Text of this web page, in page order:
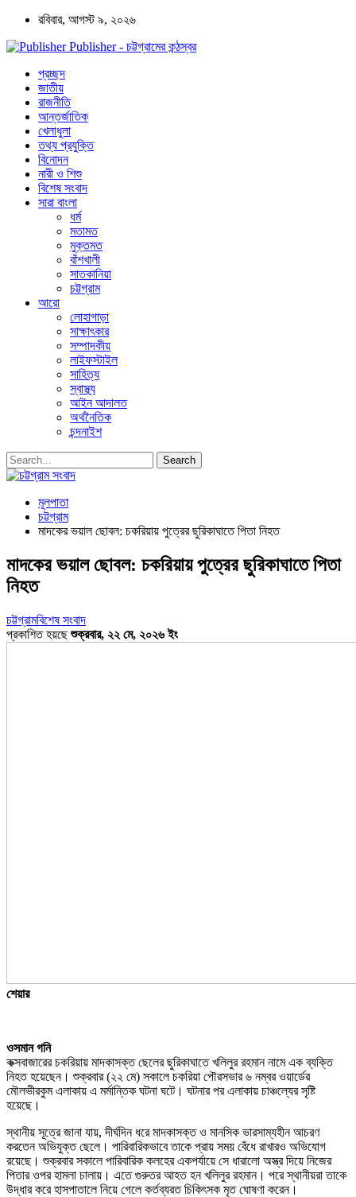
রবিবার, আগস্ট ৯, ২০২৬
Publisher - চট্টগ্রামের কন্ঠস্বর
প্রচ্ছদ
জাতীয়
রাজনীতি
আন্তর্জাতিক
খেলাধুলা
তথ্য প্রযুক্তি
বিনোদন
নারী ও শিশু
বিশেষ সংবাদ
সারা বাংলা
ধর্ম
মতামত
মুক্তমত
বাঁশখালী
সাতকানিয়া
চট্টগ্রাম
আরো
লোহাগাড়া
সাক্ষাৎকার
সম্পাদকীয়
লাইফস্টাইল
সাহিত্য
স্বাস্থ্য
আইন আদালত
অর্থনৈতিক
চন্দনাইশ
মূলপাতা
চট্টগ্রাম
মাদকের ভয়াল ছোবল: চকরিয়ায় পুত্রের ছুরিকাঘাতে পিতা নিহত
মাদকের ভয়াল ছোবল: চকরিয়ায় পুত্রের ছুরিকাঘাতে পিতা
নিহত
চট্টগ্রামবিশেষ সংবাদ
প্রকাশিত হয়ছেশুক্রবার, ২২ মে, ২০২৬ ইং
শেয়ার
ওসমান গনি
কক্সবাজারের চকরিয়ায় মাদকাসক্ত ছেলের ছুরিকাঘাতে খলিলুর রহমান নামে এক ব্যক্তি
নিহত হয়েছেন। শুক্রবার (২২ মে) সকালে চকরিয়া পৌরসভার ৬ নম্বর ওয়ার্ডের
মৌলভীরকুম এলাকায় এ মর্মান্তিক ঘটনা ঘটে। ঘটনার পর এলাকায় চাঞ্চল্যের সৃষ্টি
হয়েছে।
স্থানীয় সূত্রে জানা যায়, দীর্ঘদিন ধরে মাদকাসক্ত ও মানসিক ভারসাম্যহীন আচরণ
করতেন অভিযুক্ত ছেলে। পারিবারিকভাবে তাকে প্রায় সময় বেঁধে রাখারও অভিযোগ
রয়েছে। শুক্রবার সকালে পারিবারিক কলহের একপর্যায়ে সে ধারালো অস্ত্র দিয়ে নিজের
পিতার ওপর হামলা চালায়। এতে গুরুতর আহত হন খলিলুর রহমান। পরে স্থানীয়রা তাকে
উদ্ধার করে হাসপাতালে নিয়ে গেলে কর্তব্যরত চিকিৎসক মৃত ঘোষণা করেন।